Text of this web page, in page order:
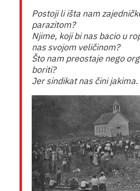
Postoji li išta nam
parazitom?
Njime, koji bi nas bacio u
nas svojom veličinom?
Što nam preostaje nego
boriti?
Jer sindikat nas čini jakima.